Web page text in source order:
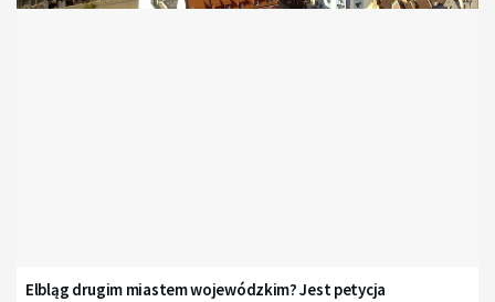
Elbląg drugim miastem wojewódzkim? Jest petycja